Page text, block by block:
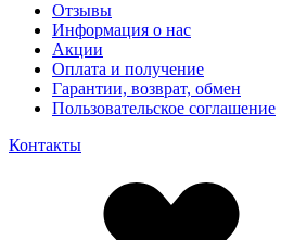
Отзывы
Информация о нас
Акции
Оплата и получение
Гарантии, возврат, обмен
Пользовательское соглашение
Контакты